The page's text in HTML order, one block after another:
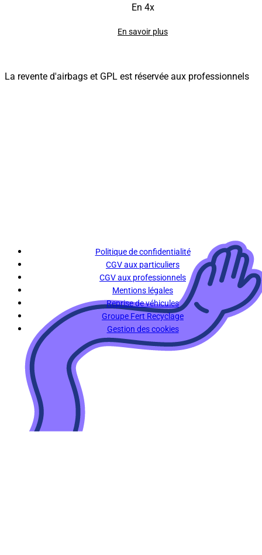
En 4x
En savoir plus
La revente d'airbags et GPL est réservée aux professionnels
Politique de confidentialité
CGV aux particuliers
CGV aux professionnels
Mentions légales
Reprise de véhicules
Groupe Fert Recyclage
Gestion des cookies